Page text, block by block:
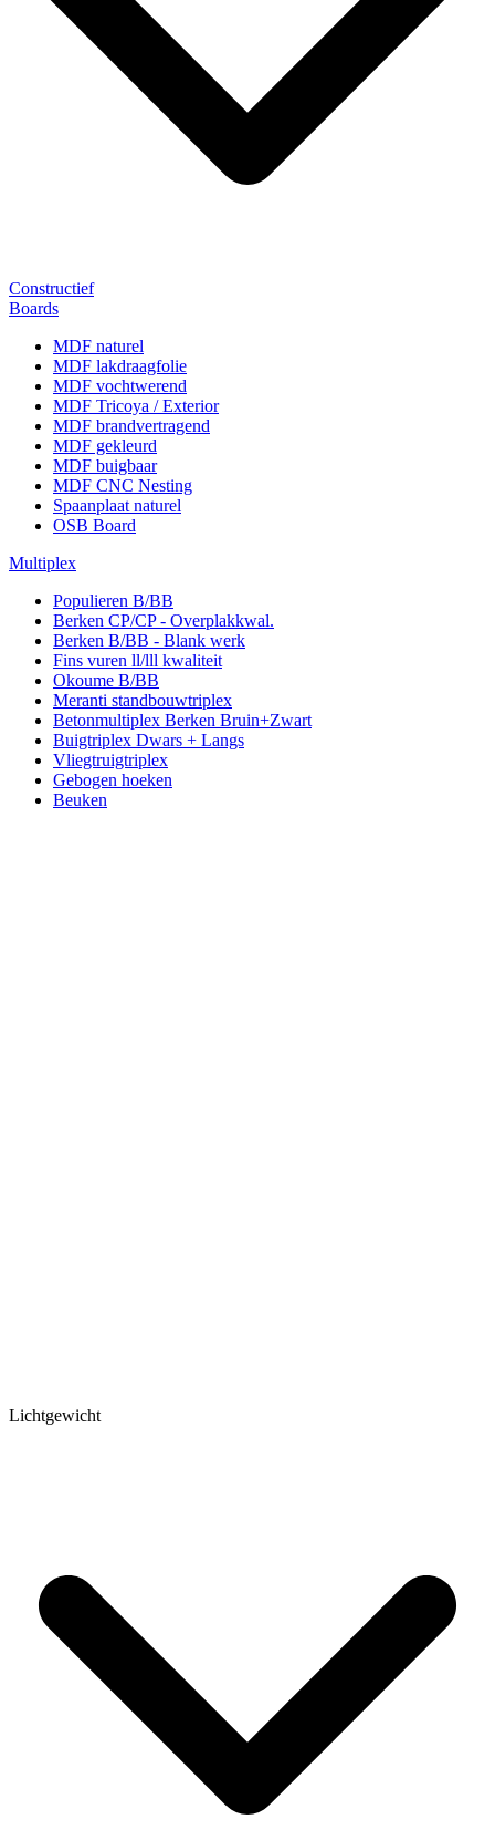
Constructief
Boards
MDF naturel
MDF lakdraagfolie
MDF vochtwerend
MDF Tricoya / Exterior
MDF brandvertragend
MDF gekleurd
MDF buigbaar
MDF CNC Nesting
Spaanplaat naturel
OSB Board
Multiplex
Populieren B/BB
Berken CP/CP - Overplakkwal.
Berken B/BB - Blank werk
Fins vuren ll/lll kwaliteit
Okoume B/BB
Meranti standbouwtriplex
Betonmultiplex Berken Bruin+Zwart
Buigtriplex Dwars + Langs
Vliegtruigtriplex
Gebogen hoeken
Beuken
Lichtgewicht